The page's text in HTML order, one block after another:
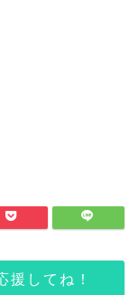
援してね！